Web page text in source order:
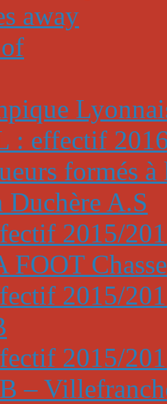
away
: effectif
formés
Duchère A.S
2015/
FOOT
2015/
2015/
–